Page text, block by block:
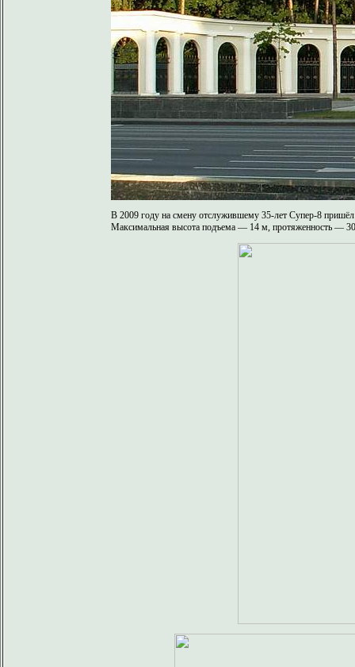
В 2009 году на смену отслужившему 35-лет Супер-8
Максимальная высота подъема — 14 м, протяженность —